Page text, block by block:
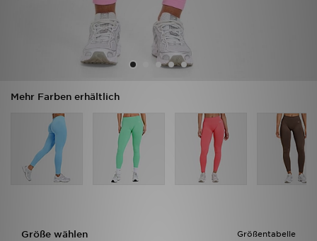
Mehr Farben erhältlich
Größentabelle
Größe wählen
Meine Nachrichten
Bestellverfolgung
Hilfe & Kontakt
Trending Styles